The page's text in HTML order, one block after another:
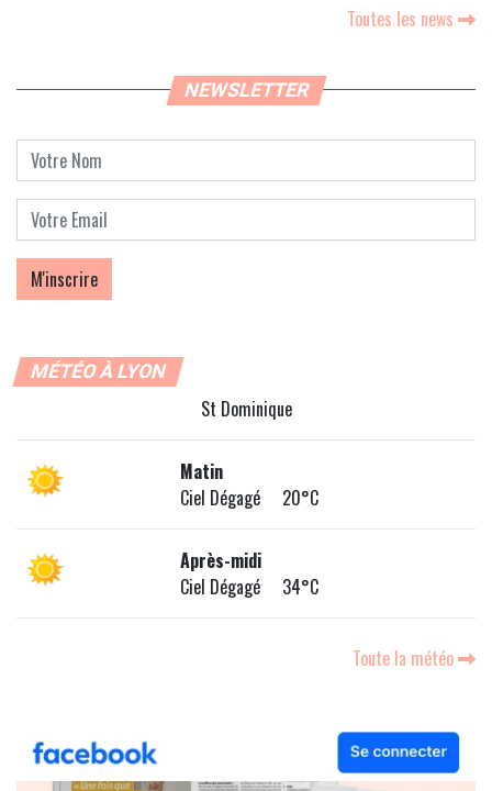
Toutes les news
NEWSLETTER
MÉTÉO À LYON
St Dominique
Matin
Ciel Dégagé 20°C
Après-midi
Ciel Dégagé 34°C
Toute la météo